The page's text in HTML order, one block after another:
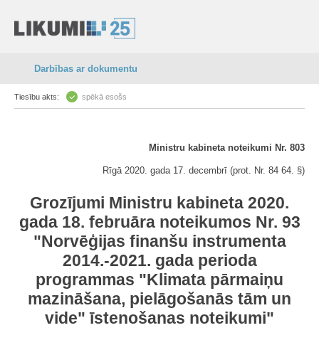
Darbības ar dokumentu
Tiesību akts: spēkā esošs
Ministru kabineta noteikumi Nr. 803
Rīgā 2020. gada 17. decembrī (prot. Nr. 84 64. §)
Grozījumi Ministru kabineta 2020.
gada 18. februāra noteikumos Nr. 93
"Norvēģijas finanšu instrumenta
2014.-2021. gada perioda
programmas "Klimata pārmaiņu
mazināšana, pielāgošanās tām un
vide" īstenošanas noteikumi"